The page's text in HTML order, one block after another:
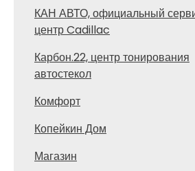
КАН АВТО, официальный
центр Cadillac
Карбон.22, центр тонирования
автостекол
Комфорт
Копейкин Дом
Магазин